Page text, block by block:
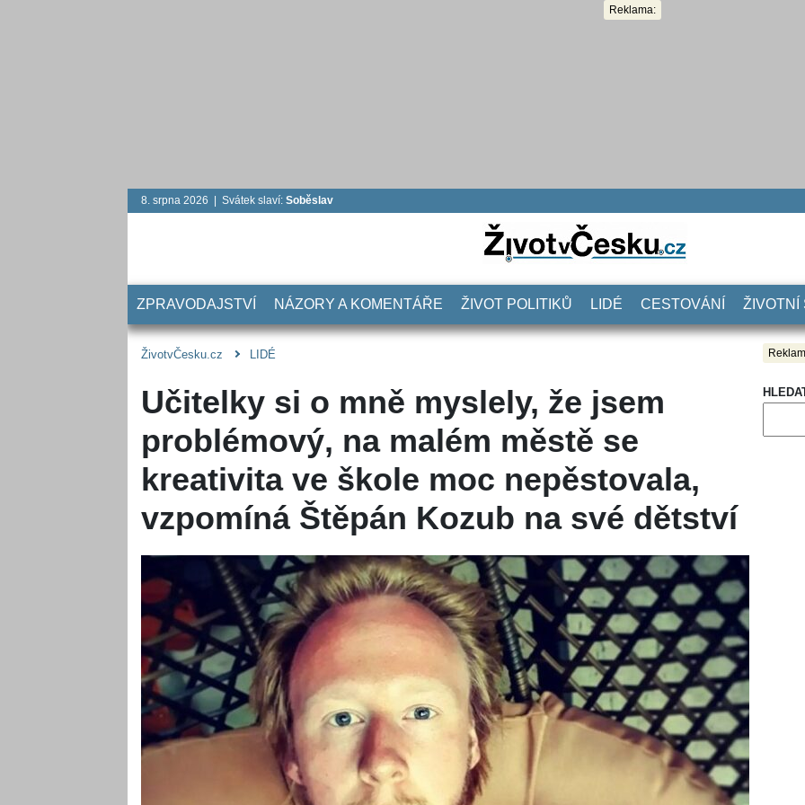
Reklama:
8. srpna 2026 | Svátek slaví: Soběslav
ZPRAVODAJSTVÍ NÁZORY A KOMENTÁŘE ŽIVOT POLITIKŮ LIDÉ CESTOVÁNÍ ŽIVOTNÍ
ŽivotvČesku.cz LIDÉ
Učitelky si o mně myslely, že jsem
problémový, na malém městě se
kreativita ve škole moc nepěstovala,
vzpomíná Štěpán Kozub na své dětství